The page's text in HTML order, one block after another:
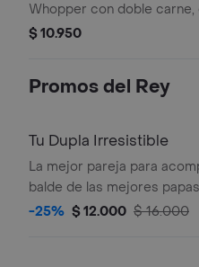
Whopper con doble carne,
cheddar y tocino que lleva
de bebida!
$ 10.950
Promos del Rey
Tu Dupla Irresistible
La mejor pareja para
balde de las mejores
promoción que te permite
-25% $ 12.000 $ 16.000